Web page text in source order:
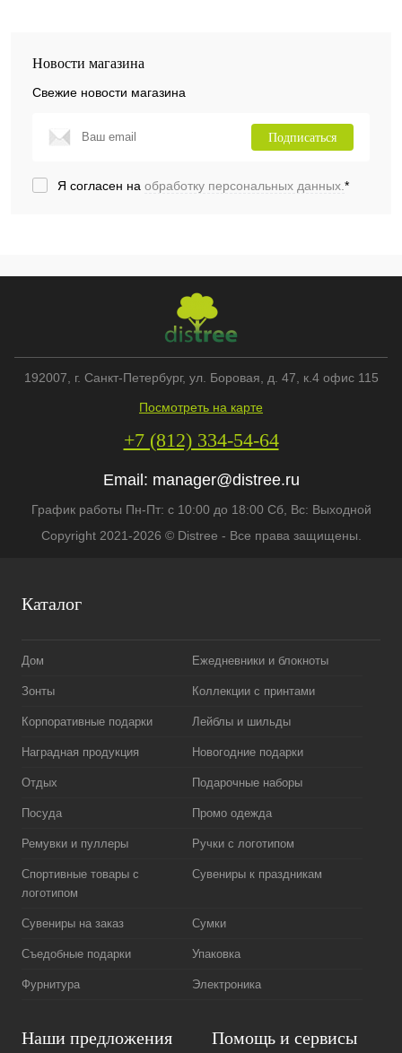
Новости магазина
Свежие новости магазина
Подписаться
Я согласен на обработку персональных данных.*
Каталог
Дом Ежедневники и блокноты
Зонты Коллекции с принтами
Корпоративные подарки Лейблы и шильды
Наградная продукция Новогодние подарки
Отдых Подарочные наборы
Посуда Промо одежда
Ремувки и пуллеры Ручки с логотипом
Спортивные товары с
логотипом
Сувениры к праздникам
Сувениры на заказ Сумки
Съедобные подарки Упаковка
Фурнитура Электроника
Наши предложения Помощь и сервисы
192007 , г. Санкт-Петербург, ул. Боровая, д. 47, к.4 офис 115
Посмотреть на карте
+7 (812) 334-54-64
Email: manager@distree.ru
График работы Пн-Пт: с 10:00 до 18:00 Сб, Вс: Выходной
Copyright 2021-2026 © Distree - Все права защищены.